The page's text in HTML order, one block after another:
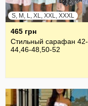
S, M, L, XL, XXL, XXXL
465 грн
Стильный сарафан 42-
44,46-48,50-52